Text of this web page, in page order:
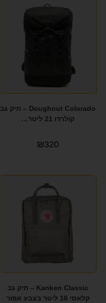
Doughnut Colorado – תיק גב
קולרדו 21 ליטר…
₪320
Kanken Classic – תיק גב
קלאסי 16 ליטר בצבע אפור